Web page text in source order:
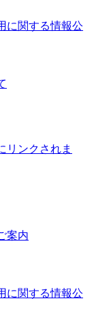
に関する情報公
リンクされま
案内
に関する情報公